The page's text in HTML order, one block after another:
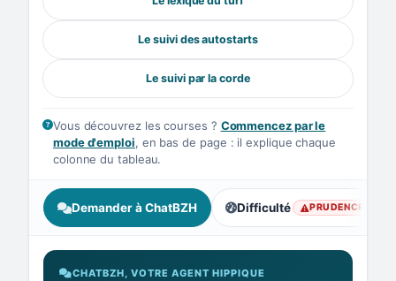
Le suivi des autostarts
Le suivi par la corde
Vous découvrez les courses ? Commencez par le
mode d'emploi, en bas de page : il explique chaque
colonne du tableau.
Demander à ChatBZH Difficulté PRUDENCE
, prudence : vigilance
CHATBZH, VOTRE AGENT HIPPIQUE